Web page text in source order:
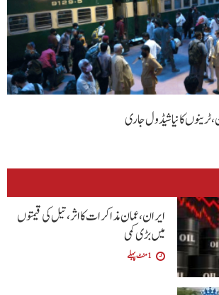
ٹرینوں کا نیا شیڈول جاری
ایران، عمان مذاکرات کا اثر، تیل کی قیمتوں
میں بڑی کمی
1 منٹ پہلے